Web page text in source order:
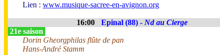
Lien : www.musique-sacree-en-avignon.org
16:00 Epinal (88) - Nd au Cierge
21e saison
Dorin Gheorgphilas flûte de pan
Hans-André Stamm